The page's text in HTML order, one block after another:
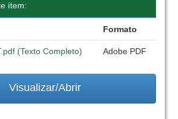
ítem:
Formato
(Texto Completo) Adobe PDF
Visualizar/Abrir